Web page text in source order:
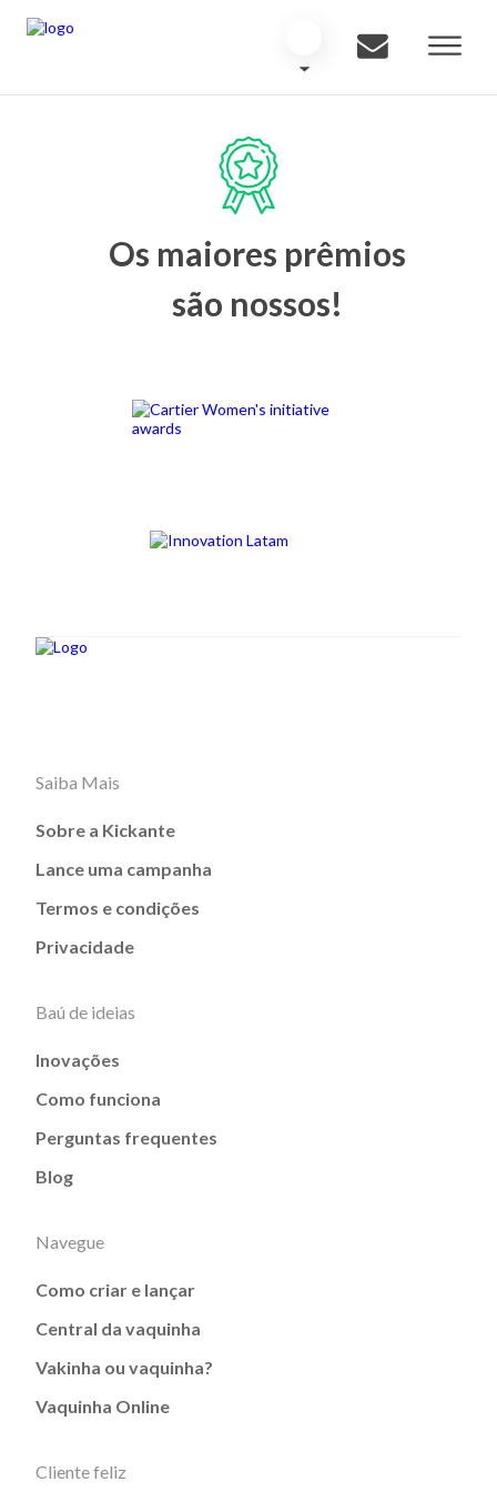
Os maiores prêmios
são nossos!
Saiba Mais
Sobre a Kickante
Lance uma campanha
Termos e condições
Privacidade
Baú de ideias
Inovações
Como funciona
Perguntas frequentes
Blog
Navegue
Como criar e lançar
Central da vaquinha
Vakinha ou vaquinha?
Vaquinha Online
Cliente feliz